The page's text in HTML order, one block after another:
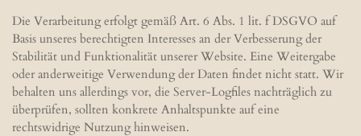
Die Verarbeitung erfolgt gemäß Art. 6 Abs. 1 lit. f DSGVO auf
Basis unseres berechtigten Interesses an der Verbesserung der
Stabilität und Funktionalität unserer Website. Eine Weitergabe
oder anderweitige Verwendung der Daten findet nicht statt. Wir
behalten uns allerdings vor, die Server-Logfiles nachträglich zu
überprüfen, sollten konkrete Anhaltspunkte auf eine
rechtswidrige Nutzung hinweisen.